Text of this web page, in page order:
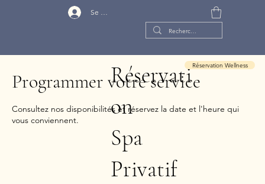
Se connecter
Programmer votre service
Consultez nos disponibilités et réservez la date et l'heure qui
vous conviennent.
Réservati
on
Spa
Privatif
Réservation Wellness